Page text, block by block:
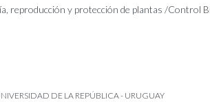
reproducción y protección de plantas /Control
DE LA REPÚBLICA - URUGUAY